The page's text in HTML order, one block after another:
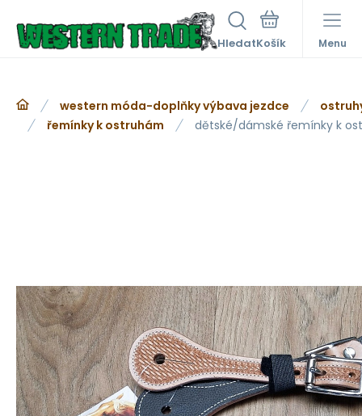
Hledat Menu
western móda-doplňky výbava jezdce
řemínky k ostruhám
dětské/dámské řemínky k